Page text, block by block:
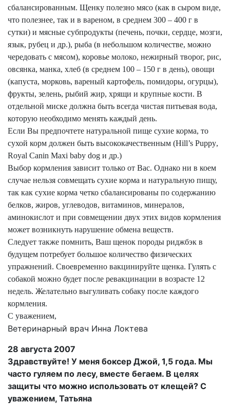
сбалансированным. Щенку полезно мясо (как в сыром виде,
что полезнее, так и в вареном, в среднем 300 – 400 г в
сутки) и мясные субпродукты (печень, почки, сердце, мозги,
язык, рубец и др.), рыба (в небольшом количестве, можно
чередовать с мясом), коровье молоко, нежирный творог, рис,
овсянка, манка, хлеб (в среднем 100 – 150 г в день), овощи
(капуста, морковь, вареный картофель, помидоры, огурцы),
фрукты, зелень, рыбий жир, хрящи и крупные кости. В
отдельной миске должна быть всегда чистая питьевая вода,
которую необходимо менять каждый день.
Если Вы предпочтете натуральной пище сухие корма, то
сухой корм должен быть высококачественным (Hill’s Puppy,
Royal Canin Maxi baby dog и др.)
Выбор кормления зависит только от Вас. Однако ни в коем
случае нельзя совмещать сухие корма и натуральную пищу,
так как сухие корма четко сбалансированы по содержанию
белков, жиров, углеводов, витаминов, минералов,
аминокислот и при совмещении двух этих видов кормления
может возникнуть нарушение обмена веществ.
Следует также помнить, Ваш щенок породы риджбэк в
будущем потребует большое количество физических
упражнений. Своевременно вакцинируйте щенка. Гулять с
собакой можно будет после ревакцинации в возрасте 12
недель. Желательно выгуливать собаку после каждого
кормления.
С уважением,
Ветеринарный врач Инна Локтева
28 августа 2007
Здравствуйте! У меня боксер Джой, 1,5 года. Мы
часто гуляем по лесу, вместе бегаем. В целях
защиты что можно использовать от клещей? С
уважением, Татьяна